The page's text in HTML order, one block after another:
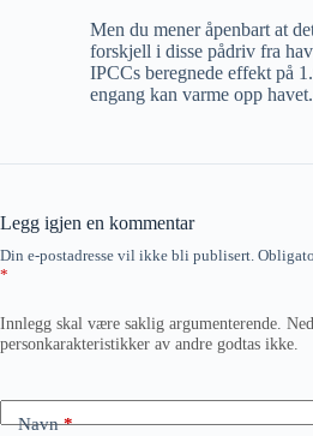
Men du mener åpenbart at
forskjell i disse pådriv fra
IPCCs beregnede effekt på
engang kan varme opp havet.
Legg igjen en kommentar
Din e-postadresse vil ikke bli publisert.
*
Innlegg skal være saklig argumenterende.
personkarakteristikker av andre godtas ikke.
Navn*